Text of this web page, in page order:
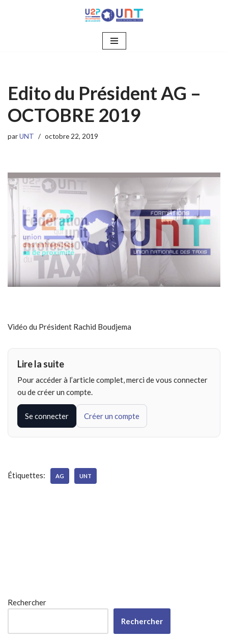
Edito du Président AG –
OCTOBRE 2019
parUNT octobre 22, 2019
Vidéo du Président Rachid Boudjema
Lire la suite
Pour accéder à l’article complet, merci de vous connecter
ou de créer un compte.
Se connecter Créer un compte
Étiquettes: AG UNT
Rechercher
Rechercher